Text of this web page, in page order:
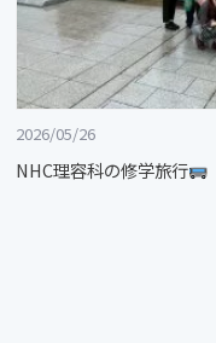
2026/05/26
NHC理容科の修学旅行